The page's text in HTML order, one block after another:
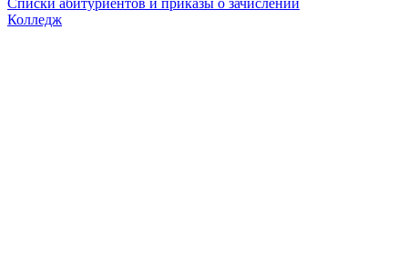
Списки абитуриентов и приказы о зачислении
Колледж